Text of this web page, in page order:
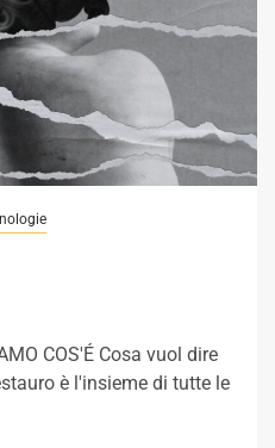
COS'É Cosa vuol dire
è l'insieme di tutte le